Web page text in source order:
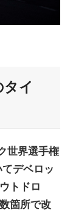
イ
世界選手権
デベロッ
トドロ
箇所で改